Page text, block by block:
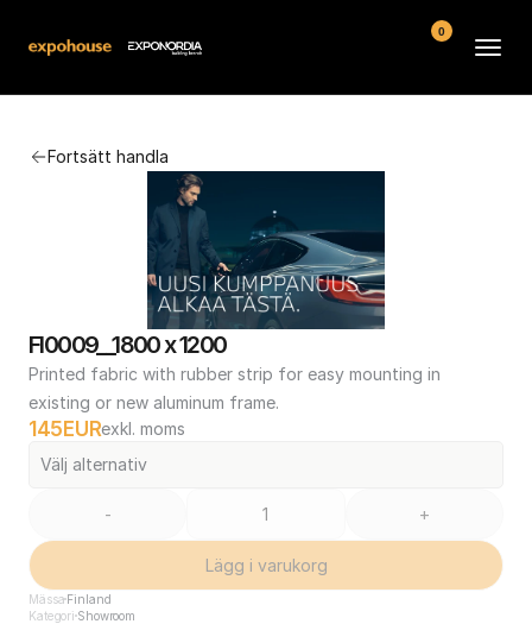
Fortsätt handla
FI0009__1800 x 1200
Printed fabric with rubber strip for easy mounting in
existing or new aluminum frame.
145 EURexkl. moms
Välj alternativ
- +
Lägg i varukorg
Mässa Finland
Kategori Showroom
Kontakt
Köpvillkor
0